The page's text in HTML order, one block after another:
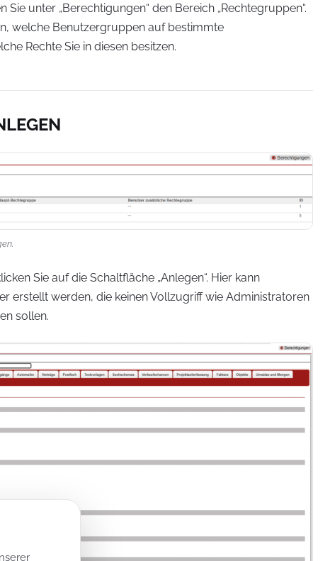
Sie unter „Berechtigungen“ den Bereich „Rechtegruppen“.
welche Benutzergruppen auf bestimmte
Rechte Sie in diesen besitzen.
Sie auf die Schaltfläche „Anlegen“. Hier kann
erstellt werden, die keinen Vollzugriff wie Administratoren
sollen.